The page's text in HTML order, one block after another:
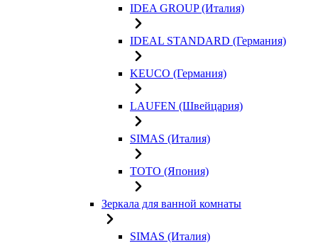
IDEA GROUP (Италия)
IDEAL STANDARD (Германия)
KEUCO (Германия)
LAUFEN (Швейцария)
SIMAS (Италия)
TOTO (Япония)
Зеркала для ванной комнаты
SIMAS (Италия)